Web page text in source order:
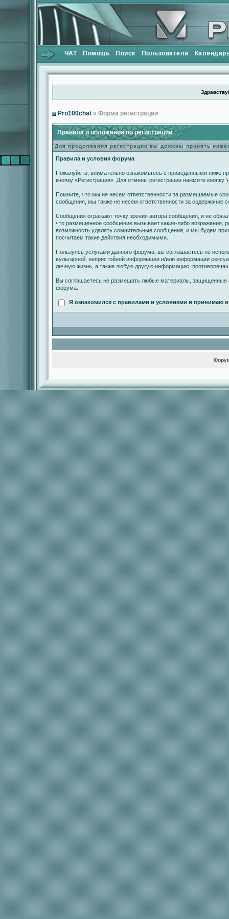
ЧАТ Помощь Поиск Пользователи
Pro100chat » Форма регистрации
Правила и положения по регистрации
Для продолжения регистрации вы должны принять
Правила и условия форума
Пожалуйста, внимательно ознакомьтесь с приведенными ниже
кнопку «Регистрация». Для отмены регистрации нажмите кнопку
Помните, что мы не несем ответственности за размещаемые
сообщения, мы также не несем ответственности за содержание
Сообщения отражают точку зрения автора сообщения, и не
что размещенное сообщение вызывает какие-либо возражения,
возможность удалять сомнительные сообщения, и мы будем
посчитаем такие действия необходимыми.
Пользуясь услугами данного форума, вы соглашаетесь не
вульгарной, непристойной информации и/или информации
личную жизнь, а также любую другую информацию,
Вы соглашаетесь не размещать любые материалы, защищенные
форума.
Я ознакомился с правилами и условиями и принимаю